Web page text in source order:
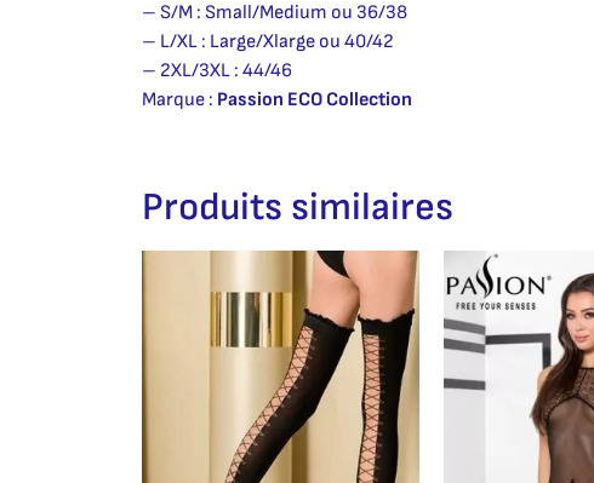
– S/M : Small/Medium ou 36/38
– L/XL : Large/Xlarge ou 40/42
– 2XL/3XL : 44/46
Marque : Passion ECO Collection
Produits similaires